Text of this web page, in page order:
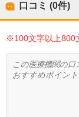
口コミ (0件)
※100文字以上800